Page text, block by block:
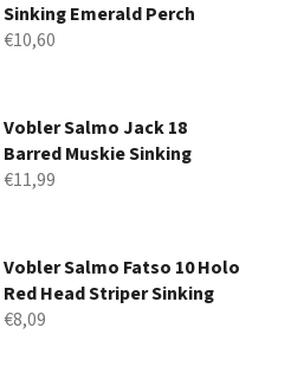
Sinking Emerald Perch
€10,60
Vobler Salmo Jack 18
Barred Muskie Sinking
€11,99
Vobler Salmo Fatso 10 Holo
Red Head Striper Sinking
€8,09